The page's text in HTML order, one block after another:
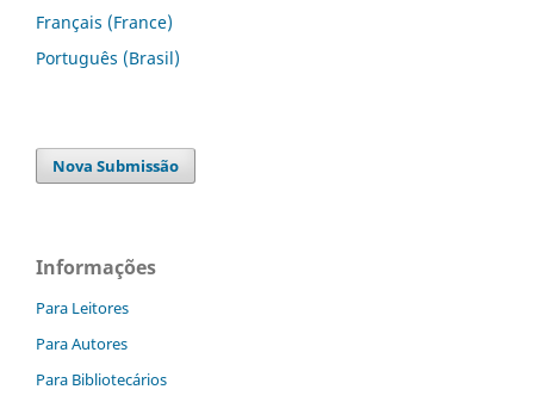
Français (France)
Português (Brasil)
Nova Submissão
Informações
Para Leitores
Para Autores
Para Bibliotecários